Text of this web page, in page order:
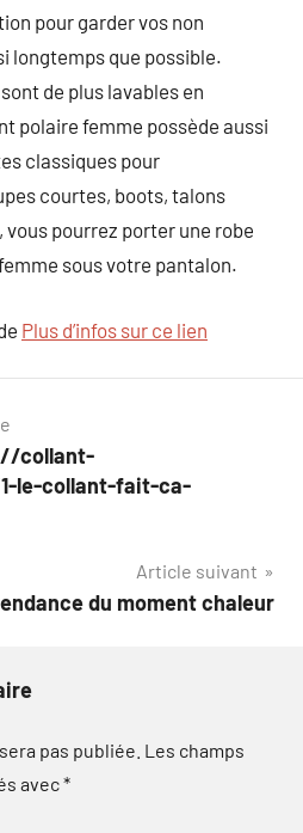
pour garder vos non
longtemps que possible.
de plus lavables en
polaire femme possède aussi
classiques pour
courtes, boots, talons
pourrez porter une robe
sous votre pantalon.
Plus d’infos sur ce lien
collant-
le-collant-fait-ca-
Article suivant
du moment chaleur
pas publiée. Les champs
avec*